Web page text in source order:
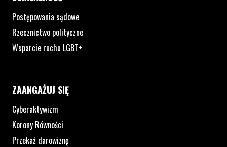
Postępowania sądowe
Rzecznictwo polityczne
Wsparcie ruchu LGBT+
ZAANGAŻUJ SIĘ
Cyberaktywizm
Korony Równości
Przekaż darowiznę